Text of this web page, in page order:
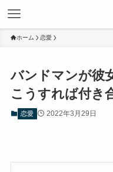
ホーム 恋愛
バンドマンが彼
こうすれば付き
恋愛 2022年3月29日